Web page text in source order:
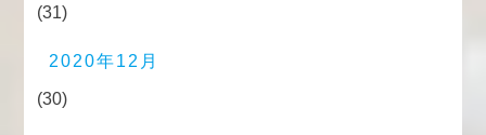
(31)
2020年12月
(30)